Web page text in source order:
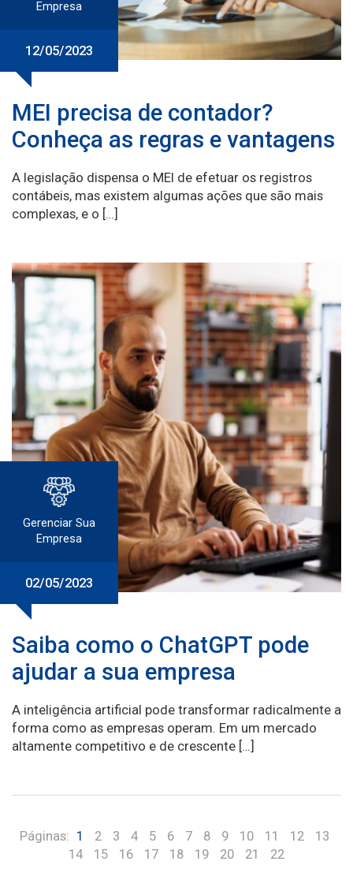
Empresa
12/05/2023
MEI precisa de contador?
Conheça as regras e vantagens
A legislação dispensa o MEI de efetuar os registros
contábeis, mas existem algumas ações que são mais
complexas, e o […]
Gerenciar Sua
Empresa
02/05/2023
Saiba como o ChatGPT pode
ajudar a sua empresa
A inteligência artificial pode transformar radicalmente a
forma como as empresas operam. Em um mercado
altamente competitivo e de crescente […]
Páginas: 1 2 3 4 5 6 7 8 9 10 11 12
13
14
15 16 17 18 19 20 21 22